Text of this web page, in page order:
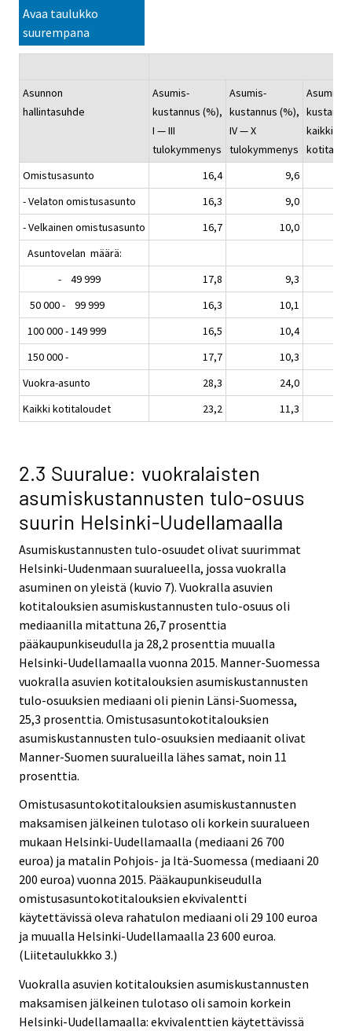
Avaa taulukko
suurempana
Asunnon
hallintasuhde
Asumis-
kustannus (%),
I — III
tulokymmenys
Asumis-
kustannus (%),
IV — X
tulokymmenys
Asumis-
kaikki
Omistusasunto
16,4
9,6
- Velaton omistusasunto
16,3
9,0
- Velkainen omistusasunto
16,7
10,0
Asuntovelan määrä:
- 49 999
17,8
9,3
50 000 - 99 999
16,3
10,1
100 000 - 149 999
16,5
10,4
150 000 -
17,7
10,3
Vuokra-asunto
28,3
24,0
Kaikki kotitaloudet
23,2 11,3
2.3 Suuralue: vuokralaisten
asumiskustannusten tulo-osuus
suurin Helsinki-Uudellamaalla
Asumiskustannusten tulo-osuudet olivat suurimmat
Helsinki-Uudenmaan suuralueella, jossa vuokralla
asuminen on yleistä (kuvio 7). Vuokralla asuvien
kotitalouksien asumiskustannusten tulo-osuus oli
mediaanilla mitattuna 26,7 prosenttia
pääkaupunkiseudulla ja 28,2 prosenttia muualla
Helsinki-Uudellamaalla vuonna 2015. Manner-Suomessa
vuokralla asuvien kotitalouksien asumiskustannusten
tulo-osuuksien mediaani oli pienin Länsi-Suomessa,
25,3 prosenttia. Omistusasuntokotitalouksien
asumiskustannusten tulo-osuuksien mediaanit olivat
Manner-Suomen suuralueilla lähes samat, noin 11
prosenttia.
Omistusasuntokotitalouksien asumiskustannusten
maksamisen jälkeinen tulotaso oli korkein suuralueen
mukaan Helsinki-Uudellamaalla (mediaani 26 700
euroa) ja matalin Pohjois- ja Itä-Suomessa (mediaani 20
200 euroa) vuonna 2015. Pääkaupunkiseudulla
omistusasuntokotitalouksien ekvivalentti
käytettävissä oleva rahatulon mediaani oli 29 100 euroa
ja muualla Helsinki-Uudellamaalla 23 600 euroa.
(Liitetaulukkko 3.)
Vuokralla asuvien kotitalouksien asumiskustannusten
maksamisen jälkeinen tulotaso oli samoin korkein
Helsinki-Uudellamaalla: ekvivalenttien käytettävissä